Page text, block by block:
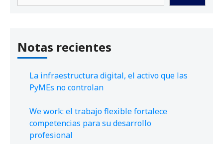
Notas recientes
La infraestructura digital, el activo que las
PyMEs no controlan
We work: el trabajo flexible fortalece
competencias para su desarrollo
profesional